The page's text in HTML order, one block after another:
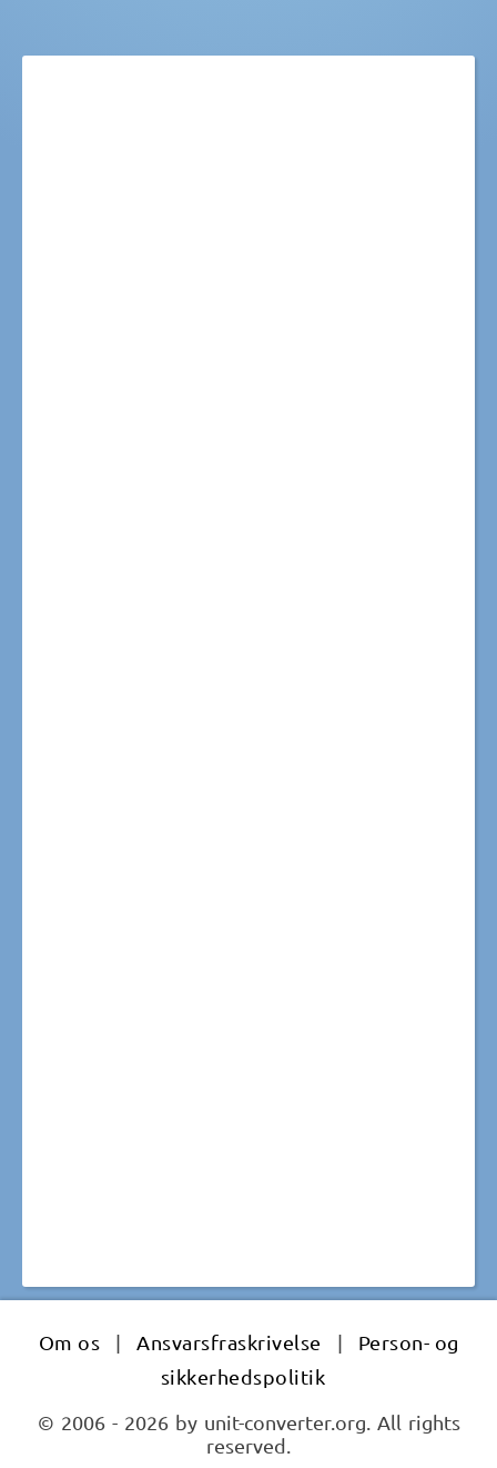
Om os | Ansvarsfraskrivelse |
Person- og
sikkerhedspolitik
© 2006 - 2026 by unit-converter.org. All rights
reserved.